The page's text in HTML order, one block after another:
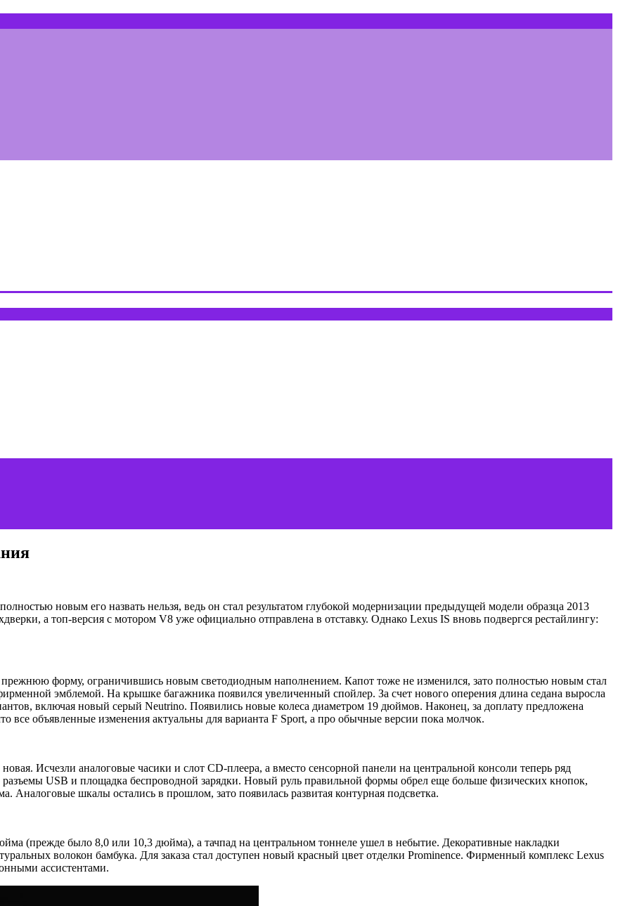
новым его назвать нельзя, ведь он стал результатом глубокой модернизации предыдущей модели образца 2013
а топ-версия с мотором V8 уже официально отправлена в отставку. Однако Lexus IS вновь подвергся рестайлингу:
форму, ограничившись новым светодиодным наполнением. Капот тоже не изменился, зато полностью новым стал
эмблемой. На крышке багажника появился увеличенный спойлер. За счет нового оперения длина седана выросла
включая новый серый Neutrino. Появились новые колеса диаметром 19 дюймов. Наконец, за доплату предложена
все объявленные изменения актуальны для варианта F Sport, а про обычные версии пока молчок.
Исчезли аналоговые часики и слот CD-плеера, а вместо сенсорной панели на центральной консоли теперь ряд
USB и площадка беспроводной зарядки. Новый руль правильной формы обрел еще больше физических кнопок,
Аналоговые шкалы остались в прошлом, зато появилась развитая контурная подсветка.
(прежде было 8,0 или 10,3 дюйма), а тачпад на центральном тоннеле ушел в небытие. Декоративные накладки
волокон бамбука. Для заказа стал доступен новый красный цвет отделки Prominence. Фирменный комплекс Lexus
ассистентами.